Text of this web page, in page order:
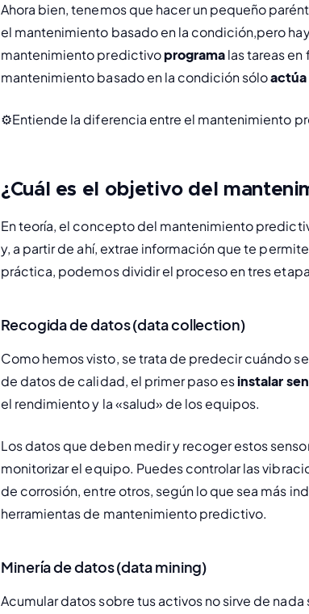
Ahora bien, tenemos que hacer un pequeño
el mantenimiento basado en la condición,pero
mantenimiento predictivo programa las tareas
mantenimiento basado en la condición sólo actúa
⚙️Entiende la diferencia entre el mantenimiento
¿Cuál es el objetivo del
En teoría, el concepto del mantenimiento
y, a partir de ahí, extrae información que te
práctica, podemos dividir el proceso en tres
Recogida de datos (data collection)
Como hemos visto, se trata de predecir cuándo
de datos de calidad, el primer paso es instalar
el rendimiento y la «salud» de los equipos.
Los datos que deben medir y recoger estos
monitorizar el equipo. Puedes controlar las
de corrosión, entre otros, según lo que sea más
herramientas de mantenimiento predictivo.
Minería de datos (data mining)
Acumular datos sobre tus activos no sirve de